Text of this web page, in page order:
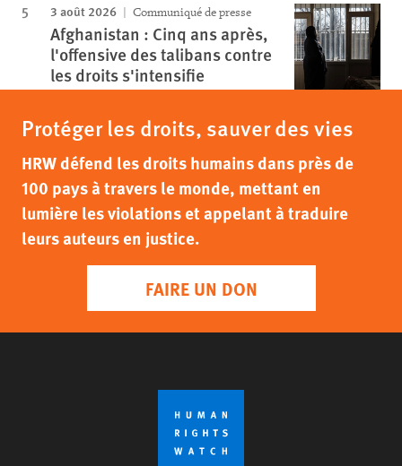
3 août 2026 Communiqué de presse
Afghanistan : Cinq ans après,
l'offensive des talibans contre
les droits s'intensifie
Protéger les droits, sauver des vies
HRW défend les droits humains dans près de
100 pays à travers le monde, mettant en
lumière les violations et appelant à traduire
leurs auteurs en justice.
FAIRE UN DON